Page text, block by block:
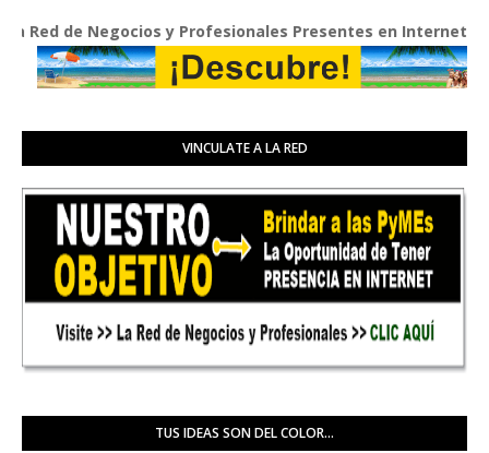
de Negocios y Profesionales Presentes en Internet
VINCULATE A LA RED
TUS IDEAS SON DEL COLOR...